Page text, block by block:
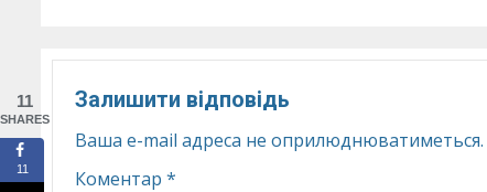
Залишити відповідь
Ваша e-mail адреса не оприлюднюватиметься.
Коментар *
11
SHARES
11